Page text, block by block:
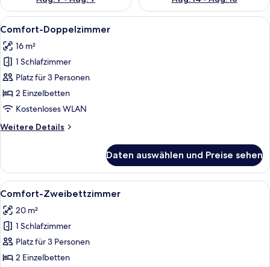
Alle
Fotos
für
Comfort-
Doppelzimmer
anzeigen
Ein Hotelzimmer mit Bett, einer
7
Comfort-Doppelzimmer
16 m²
1 Schlafzimmer
Platz für 3 Personen
2 Einzelbetten
Kostenloses WLAN
Weitere Details
Weitere
Doppelzimmer
Daten auswählen und Preise sehen
Alle
Fotos
für
Comfort-
Zweibettzimmer
anzeigen
Ein Hotelzimmer mit zwei Betten,
5
Comfort-Zweibettzimmer
20 m²
1 Schlafzimmer
Platz für 3 Personen
2 Einzelbetten